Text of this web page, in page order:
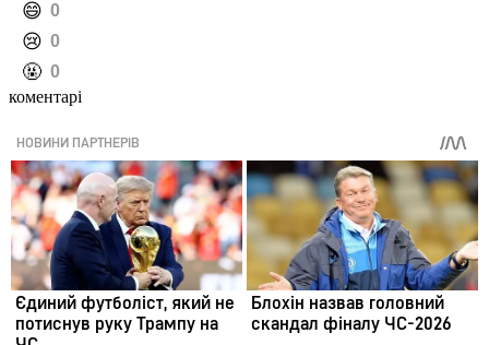
️😄 0
️😢 0
️🤬 0
коментарі